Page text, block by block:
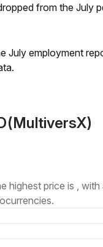
from the July
July employment
highest price is ,